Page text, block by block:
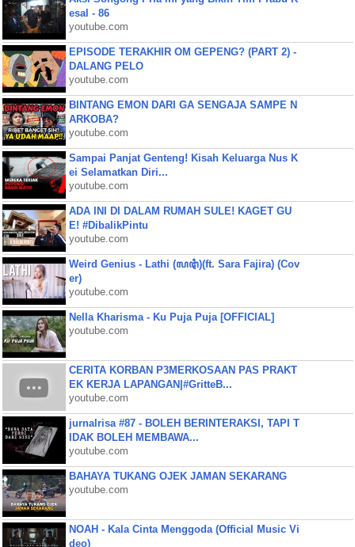
esal - 86
youtube.com
EPISODE TERAKHIR OM GEPENG? (PART 2) -
DALANG PELO
youtube.com
BINTANG EMON DARI GA SENGAJA SAMPE N
ARKOBA?
youtube.com
Sampai Panjat Genteng! Kisah Keluarga Nus K
ei Selamatkan Diri...
youtube.com
ADA INI DI DALAM RUMAH SULE! KAGET GU
E! #DibalikPintu
youtube.com
Weird Genius - Lathi (ꦭꦛꦶ)(ft. Sara Fajira) (Cov
er)
youtube.com
Nella Kharisma - Ku Puja Puja [OFFICIAL]
youtube.com
CERITA KORBAN P3MERKOSAAN PAS PRAKT
EK KERJA LAPANGAN|#GritteB...
youtube.com
jurnalrisa #87 - BOLEH BERINTERAKSI, TAPI T
IDAK BOLEH MEMBAWA...
youtube.com
BAHAYA TUKANG OJEK JAMAN SEKARANG
youtube.com
NOAH - Kala Cinta Menggoda (Official Music Vi
deo)